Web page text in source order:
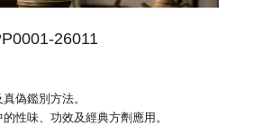
26011
偽鑑別方法。
性味、功效及經典方劑應用。